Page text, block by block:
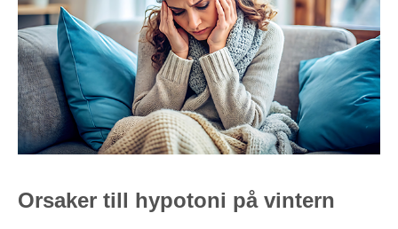
Orsaker till hypotoni på vintern